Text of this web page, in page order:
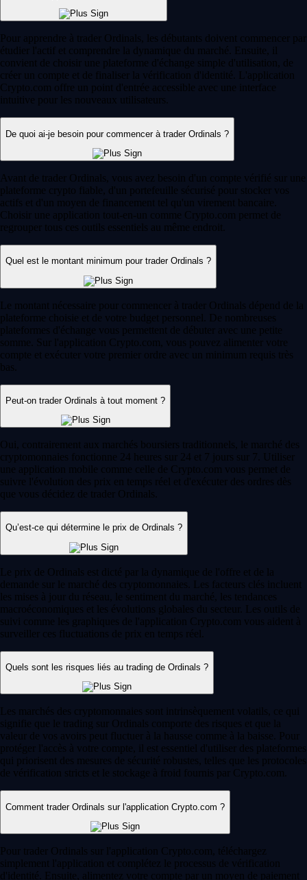
Pour apprendre à trader Ordinals, les débutants doivent commencer par
étudier l'actif et comprendre la dynamique du marché. Ensuite, il
convient de choisir une plateforme d'échange simple d'utilisation, de
créer un compte et de finaliser la vérification d'identité. L'application
Crypto.com offre un point d'entrée accessible avec une interface
intuitive pour les nouveaux utilisateurs.
De quoi ai-je besoin pour commencer à trader Ordinals ?
Avant de trader Ordinals, vous avez besoin d'un compte vérifié sur une
plateforme crypto fiable, d'un portefeuille sécurisé pour stocker vos
actifs et d'un moyen de financement tel qu'un virement bancaire.
Choisir une application tout-en-un comme Crypto.com permet de
regrouper tous ces outils essentiels au même endroit.
Quel est le montant minimum pour trader Ordinals ?
Le montant nécessaire pour commencer à trader Ordinals dépend de la
plateforme choisie et de votre budget personnel. De nombreuses
plateformes d'échange vous permettent de débuter avec une petite
somme. Sur l'application Crypto.com, vous pouvez alimenter votre
compte et exécuter votre premier ordre avec un minimum requis très
bas.
Peut-on trader Ordinals à tout moment ?
Oui, contrairement aux marchés boursiers traditionnels, le marché des
cryptomonnaies fonctionne 24 heures sur 24 et 7 jours sur 7. Utiliser
une application mobile comme celle de Crypto.com vous permet de
suivre l'évolution des prix en temps réel et d'exécuter des ordres dès
que vous décidez de trader Ordinals.
Qu’est-ce qui détermine le prix de Ordinals ?
Le prix de Ordinals est dicté par la dynamique de l'offre et de la
demande sur le marché des cryptomonnaies. Les facteurs clés incluent
les mises à jour du réseau, le sentiment du marché, les tendances
macroéconomiques et les évolutions globales du secteur. Les outils de
suivi comme les graphiques de l'application Crypto.com vous aident à
surveiller ces fluctuations de prix en temps réel.
Quels sont les risques liés au trading de Ordinals ?
Les marchés des cryptomonnaies sont intrinsèquement volatils, ce qui
signifie que le trading sur Ordinals comporte des risques et que la
valeur de vos avoirs peut fluctuer à la hausse comme à la baisse. Pour
protéger l'accès à votre compte, il est essentiel d'utiliser des plateformes
qui priorisent des mesures de sécurité robustes, telles que les protocoles
de vérification stricts et le stockage à froid fournis par Crypto.com.
Comment trader Ordinals sur l'application Crypto.com ?
Pour trader Ordinals sur l'application Crypto.com, téléchargez
simplement l'application et complétez le processus de vérification
d'identité. Ensuite, alimentez votre compte par un moyen de paiement